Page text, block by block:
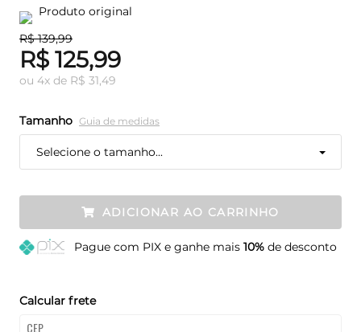
Produto original
R$ 139,99
R$ 125,99
ou 4x de R$ 31,49
Tamanho Guia de medidas
Selecione o tamanho...
ADICIONAR AO CARRINHO
Pague com PIX e ganhe mais 10%de desconto
Calcular frete